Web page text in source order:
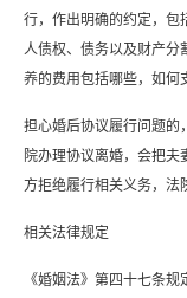
行，作出明确的约定，包
人债权、债务以及财产分
养的费用包括哪些，如何
担心婚后协议履行问题的
院办理协议离婚，会把
方拒绝履行相关义务，法
相关法律规定
《婚姻法》第四十七条